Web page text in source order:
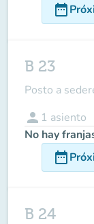
date_range
B 23
Posto a
person 1 asiento
No hay
date_range
B 24